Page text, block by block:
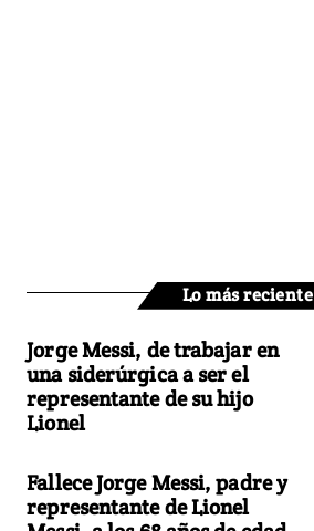
Lo más reciente
Jorge Messi, de trabajar en
una siderúrgica a ser el
representante de su hijo
Lionel
Fallece Jorge Messi, padre y
representante de Lionel